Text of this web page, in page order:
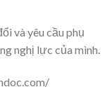
và yêu cầu phụ
nghị lực của mình.